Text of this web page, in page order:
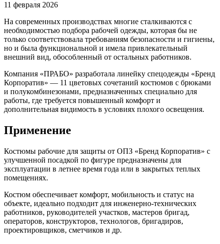
11 февраля 2026
На современных производствах многие сталкиваются с
необходимостью подбора рабочей одежды, которая бы не
только соответствовала требованиям безопасности и гигиены,
но и была функциональной и имела привлекательный
внешний вид, обособленный от остальных работников.
Компания «ПРАБО» разработала линейку спецодежды «Бренд
Корпоратив» — 11 цветовых сочетаний костюмов с брюками
и полукомбинезонами, предназначенных специально для
работы, где требуется повышенный комфорт и
дополнительная видимость в условиях плохого освещения.
Применение
Костюмы рабочие для защиты от ОПЗ «Бренд Корпоратив» с
улучшенной посадкой по фигуре предназначены для
эксплуатации в летнее время года или в закрытых теплых
помещениях.
Костюм обеспечивает комфорт, мобильность и статус на
объекте, идеально подходит для инженерно-технических
работников, руководителей участков, мастеров бригад,
операторов, конструкторов, технологов, бригадиров,
проектировщиков, сметчиков и др.